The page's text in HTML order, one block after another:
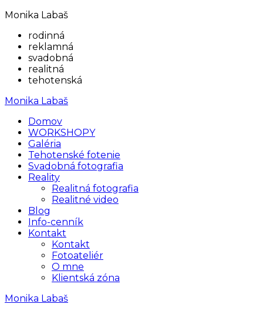
Monika Labaš
rodinná
reklamná
svadobná
realitná
tehotenská
Monika Labaš
Domov
WORKSHOPY
Galéria
Tehotenské fotenie
Svadobná fotografia
Reality
Realitná fotografia
Realitné video
Blog
Info-cenník
Kontakt
Kontakt
Fotoateliér
O mne
Klientská zóna
Monika Labaš